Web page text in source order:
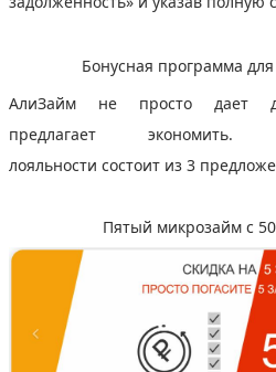
Бонусная программа
АлиЗайм не просто
предлагает экономить.
лояльности состоит из 3
Пятый микрозайм с